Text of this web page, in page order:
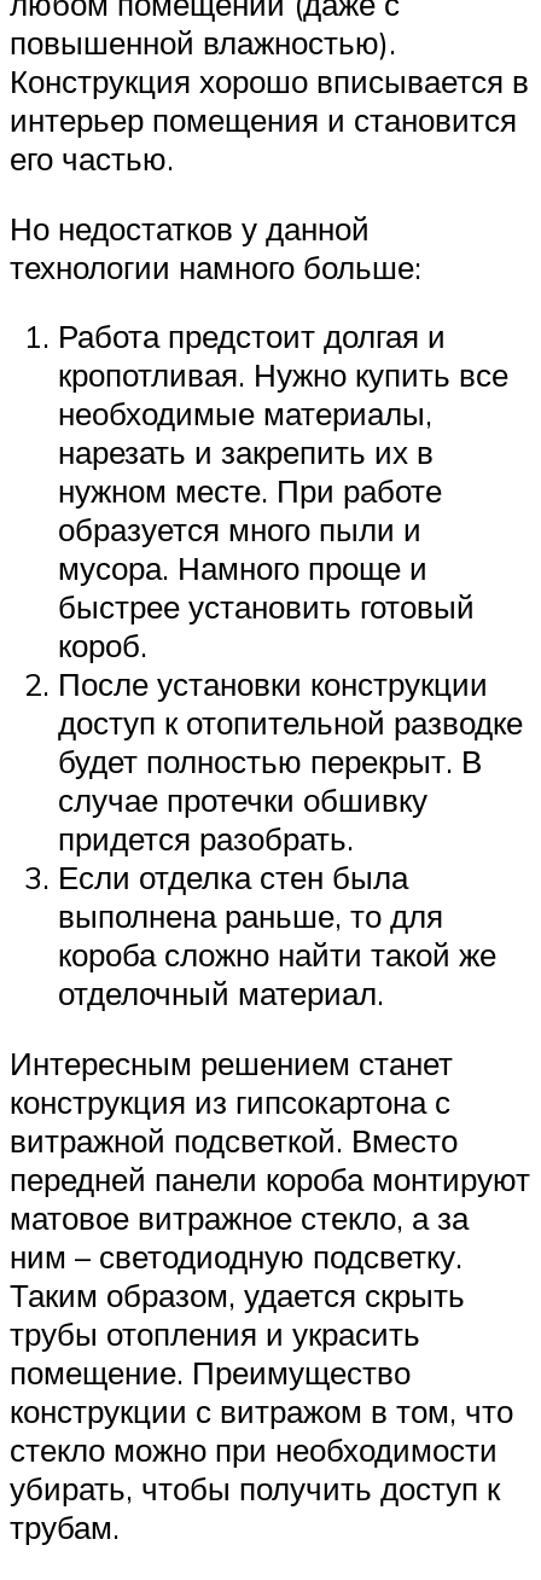
повышенной влажностью).
Конструкция хорошо вписывается в
интерьер помещения и становится
его частью.
Но недостатков у данной
технологии намного больше:
Работа предстоит долгая и
кропотливая. Нужно купить все
необходимые материалы,
нарезать и закрепить их в
нужном месте. При работе
образуется много пыли и
мусора. Намного проще и
быстрее установить готовый
короб.
После установки конструкции
доступ к отопительной разводке
будет полностью перекрыт. В
случае протечки обшивку
придется разобрать.
Если отделка стен была
выполнена раньше, то для
короба сложно найти такой же
отделочный материал.
Интересным решением станет
конструкция из гипсокартона с
витражной подсветкой. Вместо
передней панели короба монтируют
матовое витражное стекло, а за
ним – светодиодную подсветку.
Таким образом, удается скрыть
трубы отопления и украсить
помещение. Преимущество
конструкции с витражом в том, что
стекло можно при необходимости
убирать, чтобы получить доступ к
трубам.